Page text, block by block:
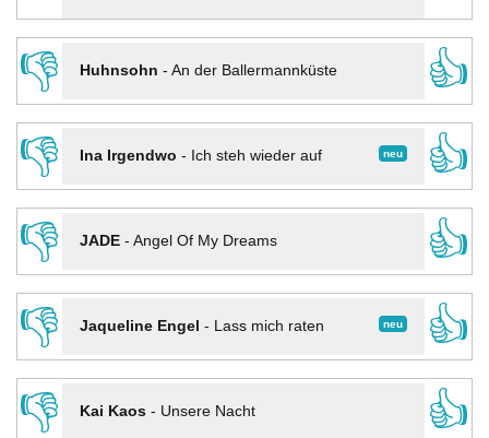
👎
Huhnsohn - An der Ballermannküste
👍
👎
neu
Ina Irgendwo - Ich steh wieder auf
👍
👎
JADE- Angel Of My Dreams
👍
👎
neu
Jaqueline Engel - Lass mich raten
👍
👎
Kai Kaos- Unsere Nacht
👍